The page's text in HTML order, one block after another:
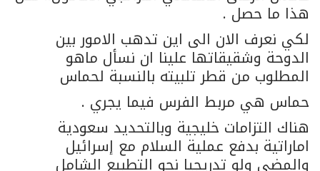
هذا ما حصل .
لكي نعرف الان الى اين تدهب الامور بين
الدوحة وشقيقاتها علينا ان نسأل ماهو
المطلوب من قطر تلبيته بالنسبة لحماس
حماس هي مربط الفرس فيما يجري .
هناك التزامات خليجية وبالتحديد سعودية
اماراتية بدفع عملية السلام مع إسرائيل
والمضي ولو تدريجيا نحو التطبيع الشامل